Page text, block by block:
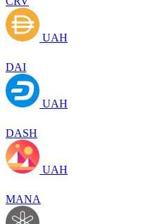
UAH
DAI
UAH
DASH
UAH
MANA